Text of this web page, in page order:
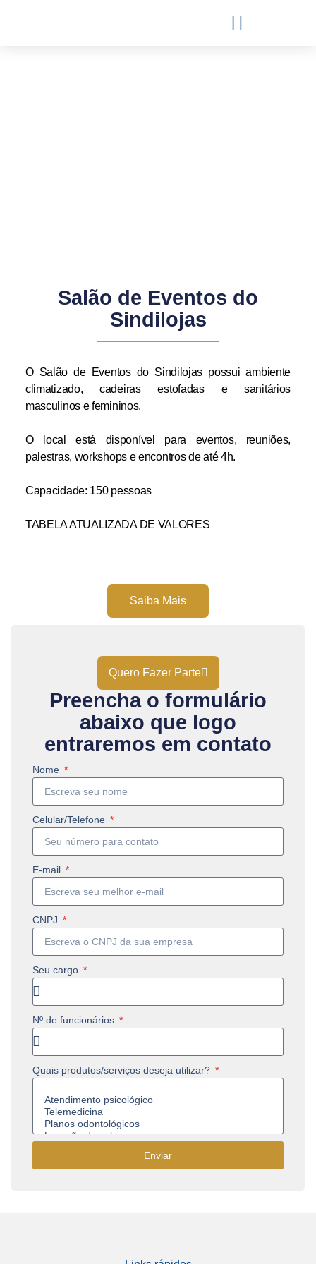
Salão de Eventos do
Sindilojas
O Salão de Eventos do Sindilojas possui ambiente
climatizado, cadeiras estofadas e sanitários
masculinos e femininos.
O local está disponível para eventos, reuniões,
palestras, workshops e encontros de até 4h.
Capacidade: 150 pessoas
TABELA ATUALIZADA DE VALORES
Saiba Mais
Quero Fazer Parte
Preencha o formulário
abaixo que logo
entraremos em contato
Nome
Celular/Telefone
E-mail
CNPJ
Seu cargo
Nº de funcionários
Quais produtos/serviços deseja utilizar?
Enviar